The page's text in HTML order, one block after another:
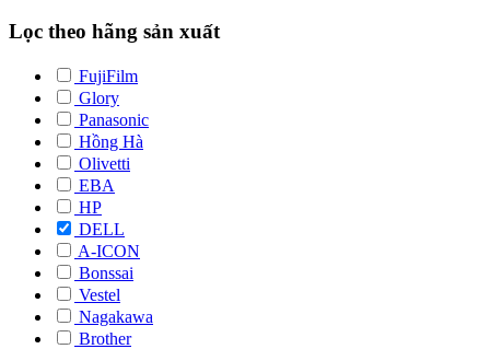
Lọc theo hãng sản xuất
FujiFilm
Glory
Panasonic
Hồng Hà
Olivetti
EBA
HP
DELL
A-ICON
Bonssai
Vestel
Nagakawa
Brother